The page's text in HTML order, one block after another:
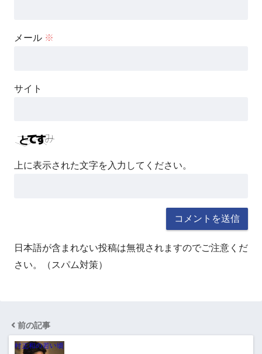
メール ※
サイト
上に表示された文字を入力してください。
日本語が含まれない投稿は無視されますのでご注意くだ
さい。（スパム対策）
前の記事